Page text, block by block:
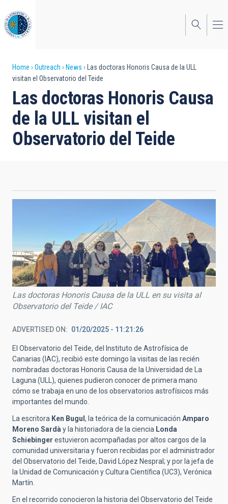
to
main
content
Breadcrumb
Home Outreach News
Las doctoras Honoris Causa de la ULL
visitan el Observatorio del Teide
Las doctoras Honoris Causa
de la ULL visitan el
Observatorio del Teide
Las doctoras Honoris Causa de la ULL en su visita al
Observatorio del Teide / IAC
ADVERTISED ON 01/20/2025 - 11:21:26
El Observatorio del Teide, del Instituto de Astrofísica de
Canarias (IAC), recibió este domingo la visitas de las recién
nombradas doctoras Honoris Causa de la Universidad de La
Laguna (ULL), quienes pudieron conocer de primera mano
cómo se trabaja en uno de los observatorios astrofísicos más
importantes del mundo.
La escritora Ken Bugul, la teórica de la comunicación Amparo
Moreno Sardà y la historiadora de la ciencia Londa
Schiebinger estuvieron acompañadas por altos cargos de la
comunidad universitaria y fueron recibidas por el administrador
del Observatorio del Teide, David López Nespral; y por la jefa de
la Unidad de Comunicación y Cultura Científica (UC3), Verónica
Martín.
En el recorrido conocieron la historia del Observatorio del Teide